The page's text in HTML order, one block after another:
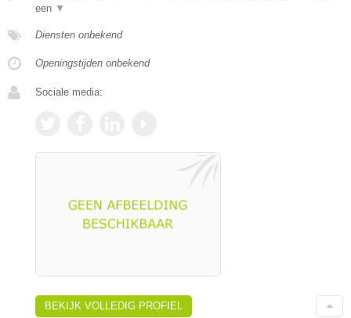
een ▼
Diensten onbekend
Openingstijden onbekend
Sociale media:
BEKIJK VOLLEDIG PROFIEL